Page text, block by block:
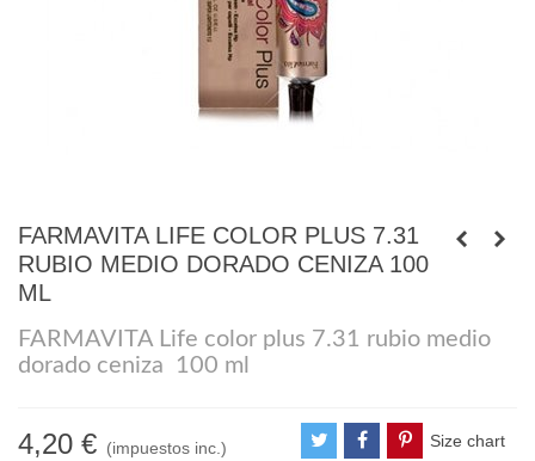
FARMAVITA LIFE COLOR PLUS 7.31
RUBIO MEDIO DORADO CENIZA 100
ML
FARMAVITA Life color plus 7.31 rubio medio
dorado ceniza 100 ml
4,20 € (impuestos inc.) Size chart